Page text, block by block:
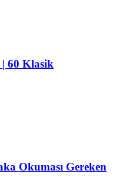
60 Klasik
Okuması Gereken